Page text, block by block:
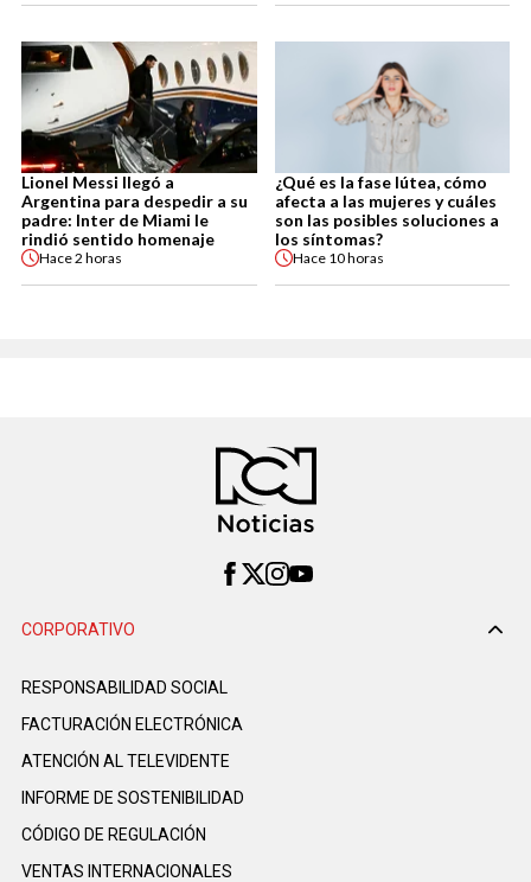
Lionel Messi llegó a
Argentina para despedir a su
padre: Inter de Miami le
rindió sentido homenaje
Hace2 horas
¿Qué es la fase lútea, cómo
afecta a las mujeres y cuáles
son las posibles soluciones a
los síntomas?
Hace 10 horas
CORPORATIVO
RESPONSABILIDAD SOCIAL
FACTURACIÓN ELECTRÓNICA
ATENCIÓN AL TELEVIDENTE
INFORME DE SOSTENIBILIDAD
CÓDIGO DE REGULACIÓN
VENTAS INTERNACIONALES